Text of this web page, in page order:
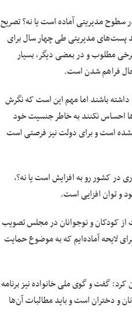
سطوح مدیریتی آماده است یا نه؟ تصریح
پست‌های مدیریتی طی چهار سال برای
مطلوب و در بعضی دیگر، بسیار
فراهم شدن است.
داشته باشند اما مهم این است که نگرش
احساس نکنند به خاطر جنسیت خود
نشده است و برای دولت نیز فرصتی است
در کشور رو به افزایش است یا نه؟،
و توان افزایی است.
از کودکان و نوجوانان در مجلس تصویب
لایحه آماده‌ایم که به موضوع حمایت
گفت و گوی ملی خانواده نیز برنامه
و دختران است و باید مطالبات آن‌ها